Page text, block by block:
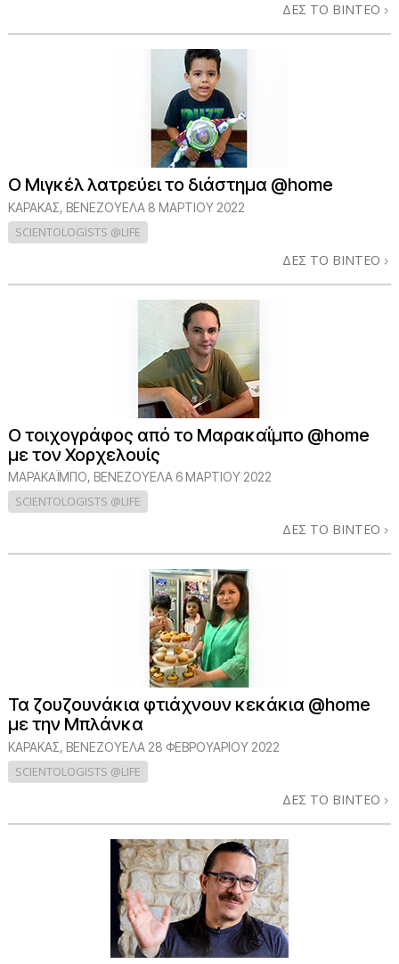
ΔΕΣ ΤΟ ΒΙΝΤΕΟ
Ο Μιγκέλ λατρεύει το διάστημα @home
ΚΑΡΆΚΑΣ, ΒΕΝΕΖΟΥΈΛΑ 8 ΜΑΡΤΙΟΥ 2022
SCIENTOLOGISTS @LIFE
ΔΕΣ ΤΟ ΒΙΝΤΕΟ
Ο τοιχογράφος από το Μαρακαΐμπο @home
με τον Χορχελουίς
ΜΑΡΑΚΑΪΜΠΟ, ΒΕΝΕΖΟΥΕΛΑ 6 ΜΑΡΤΙΟΥ 2022
SCIENTOLOGISTS @LIFE
ΔΕΣ ΤΟ ΒΙΝΤΕΟ
Τα ζουζουνάκια φτιάχνουν κεκάκια @home
με την Μπλάνκα
ΚΑΡΆΚΑΣ, ΒΕΝΕΖΟΥΈΛΑ 28 ΦΕΒΡΟΥΑΡΙΟΥ 2022
SCIENTOLOGISTS @LIFE
ΔΕΣ ΤΟ ΒΙΝΤΕΟ